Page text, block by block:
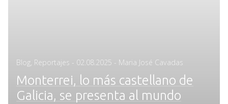
Blog Reportajes - Posted
on
02.08.2025 - Maria José Cavadas
Monterrei, lo más castellano de
Galicia, se presenta al mundo